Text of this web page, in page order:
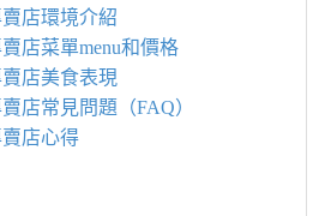
店環境介紹
店菜單menu和價格
店美食表現
店常見問題（FAQ）
店心得